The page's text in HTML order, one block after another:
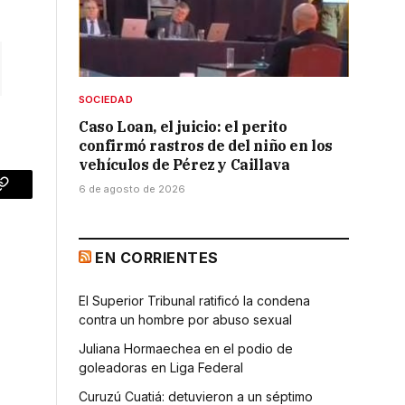
Copy
SOCIEDAD
Caso Loan, el juicio: el perito
confirmó rastros de del niño en los
vehículos de Pérez y Caillava
6 de agosto de 2026
EN CORRIENTES
El Superior Tribunal ratificó la condena
contra un hombre por abuso sexual
Juliana Hormaechea en el podio de
goleadoras en Liga Federal
Curuzú Cuatiá: detuvieron a un séptimo